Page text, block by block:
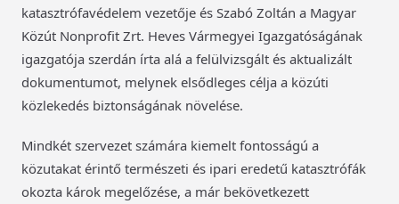
katasztrófavédelem vezetője és Szabó Zoltán a Magyar
Közút Nonprofit Zrt. Heves Vármegyei Igazgatóságának
igazgatója szerdán írta alá a felülvizsgált és aktualizált
dokumentumot, melynek elsődleges célja a közúti
közlekedés biztonságának növelése.
Mindkét szervezet számára kiemelt fontosságú a
közutakat érintő természeti és ipari eredetű katasztrófák
okozta károk megelőzése, a már bekövetkezett